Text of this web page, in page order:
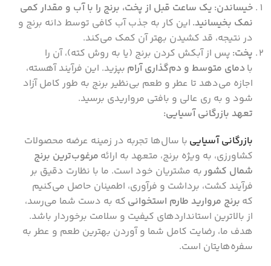
خیساندن: یک ساعت قبل از پخت، برنج را با آب و مقدار کمی
نمک بخیسانید. این کار به جذب آب کافی توسط دانه برنج و
در نتیجه، قد کشیدن بهتر آن کمک می‌کند.
پخت: پس از آبکش کردن برنج (یا به روش کته)، آن را
با دمای متوسط و دم‌گذاری آرام بپزید. این فرآیند آهسته،
اجازه می‌دهد تا عطر و طعم بی‌نظیر برنج به طور کامل آزاد
شود و به ری عالی و بافتی مرواریدی برسید.
تعهد بازرگانی آسیایی:
بازرگانی آسیایی با سال‌ها تجربه در زمینه عرضه محصولات
کشاورزی، به ویژه برنج، متعهد به ارائه مرغوب‌ترین برنج
شمال کشوربه مشتریان خود است. ما با نظارت دقیق بر
فرآیند کشت، برداشت و فرآوری، اطمینان حاصل می‌کنیم
که برنج مروارید طارم استخوانی که به دست شما می‌رسد،
از بالاترین استانداردهای کیفیت و سلامت برخوردار باشد.
هدف ما، رضایت کامل شما و آوردن بهترین طعم و عطر به
سفره‌هایتان است.